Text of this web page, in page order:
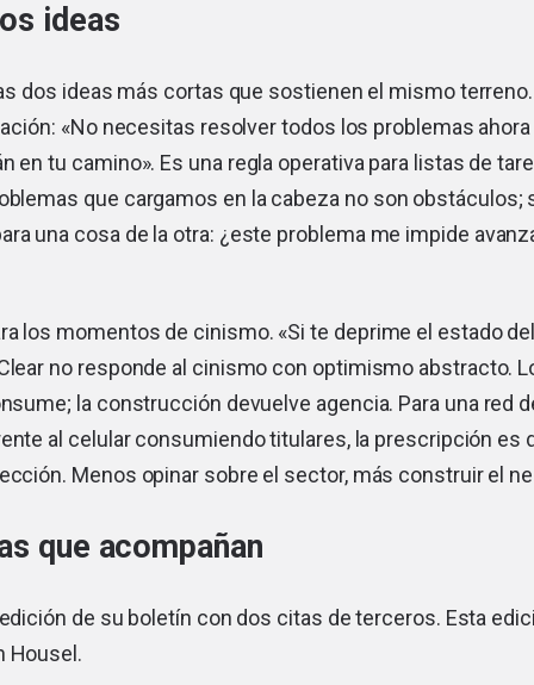
ideas
dos ideas más cortas que sostienen el mismo
«No necesitas resolver todos los problemas
en tu camino». Es una regla operativa para listas de
que cargamos en la cabeza no son obstáculos;
una cosa de la otra: ¿este problema me impide
los momentos de cinismo. «Si te deprime el estado
no responde al cinismo con optimismo abstracto.
la construcción devuelve agencia. Para una red
al celular consumiendo titulares, la prescripción es
Menos opinar sobre el sector, más construir el
que acompañan
de su boletín con dos citas de terceros. Esta
Housel.